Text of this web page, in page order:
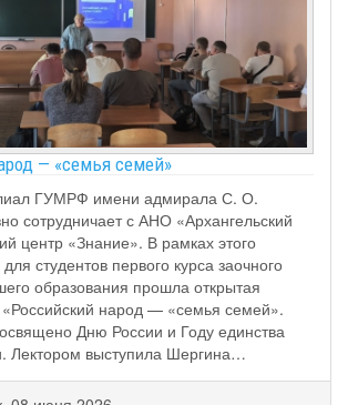
— «семья семей»
ГУМРФ имени адмирала С. О.
сотрудничает с АНО «Архангельский
центр «Знание». В рамках этого
студентов первого курса заочного
образования прошла открытая
народ — «семья семей».
Дню России и Году единства
Лектором выступила Шергина…